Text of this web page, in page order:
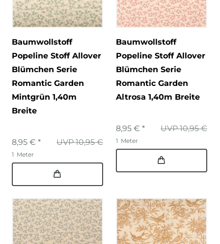
Baumwollstoff
Popeline Stoff Allover
Blümchen Serie
Romantic Garden
Mintgrün 1,40m
Breite
UVP 10,95 €
8,95 € *
1 Meter
Baumwollstoff
Popeline Stoff Allover
Blümchen Serie
Romantic Garden
Altrosa 1,40m Breite
UVP 10,95 €
8,95 € *
1 Meter